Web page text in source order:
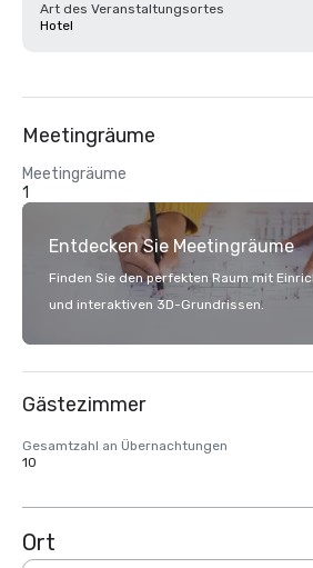
Art des Veranstaltungsortes
Hotel
Meetingräume
Meetingräume
1
Entdecken Sie Meetingräume
Finden Sie den perfekten Raum mit
und interaktiven 3D-Grundrissen.
Gästezimmer
Gesamtzahl an Übernachtungen
10
Ort